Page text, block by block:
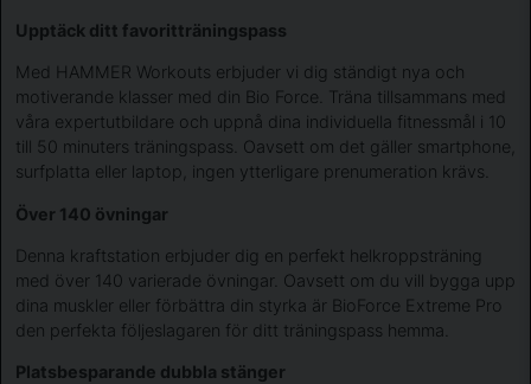
Upptäck ditt favoritträningspass
Med HAMMER Workouts erbjuder vi dig ständigt nya och
motiverande klasser med din Bio Force. Träna tillsammans med
våra expertutbildare och uppnå dina individuella fitnessmål i 10
till 50 minuters träningspass. Oavsett om det gäller smartphone,
surfplatta eller laptop, ingen ytterligare prenumeration krävs.
Över 140 övningar
Denna kraftstation erbjuder dig en perfekt helkroppsträning
med över 140 varierade övningar. Oavsett om du vill bygga upp
dina muskler eller förbättra din styrka är BioForce Extreme Pro
den perfekta följeslagaren för ditt träningspass hemma.
Platsbesparande dubbla stänger